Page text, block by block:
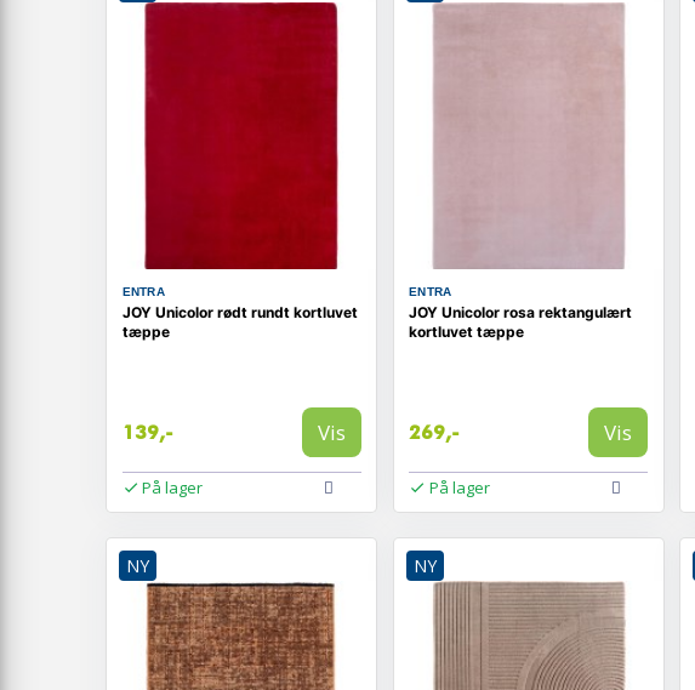
ENTRA
JOY Unicolor rødt rundt kortluvet
tæppe
139,- Vis
På lager
ENTRA
JOY Unicolor rosa rektangulært
kortluvet tæppe
269,- Vis
På lager
NY NY